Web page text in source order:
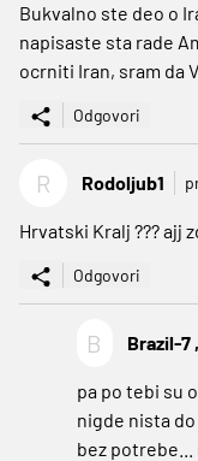
Bukvalno ste deo o
napisaste sta rade
ocrniti Iran, sram da
Odgovori
R Rodoljub1
Hrvatski Kralj ??? ajj
Odgovori
B
Brazil-7
pa po tebi su
nigde nista
bez potrebe...